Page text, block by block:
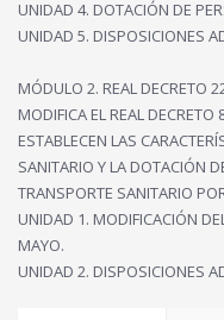
UNIDAD 4. DOTACIÓN DE
UNIDAD 5. DISPOSICIONES
MÓDULO 2. REAL DECRETO
MODIFICA EL REAL
ESTABLECEN LAS
SANITARIO Y LA DOTACIÓN
TRANSPORTE SANITARIO
UNIDAD 1. MODIFICACIÓN
MAYO.
UNIDAD 2. DISPOSICIONES